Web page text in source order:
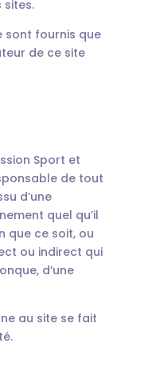
sites.
sont fournis que
de ce site
Sport et
de tout
d’une
quel qu’il
que ce soit, ou
ou indirect qui
d’une
au site se fait